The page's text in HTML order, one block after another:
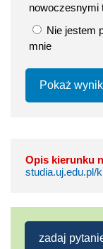
nowoczesnymi
Nie jestem
mnie
Pokaż wynik
Opis kierunku
studia.uj.edu.pl/
zadaj